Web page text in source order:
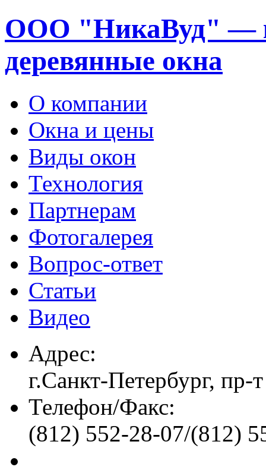
ООО "НикаВуд" —
деревянные окна
О компании
Окна и цены
Виды окон
Технология
Партнерам
Фотогалерея
Вопрос-ответ
Статьи
Видео
Адрес:
г.Санкт-Петербург, пр-
Телефон/Факс:
(812) 552-28-07/(812)